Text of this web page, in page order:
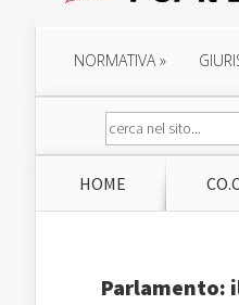
NORMATIVA»
HOME
Parlamento: